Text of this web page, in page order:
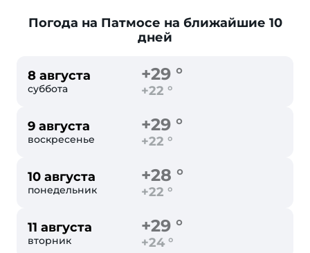
Погода на Патмосе на ближайшие 10
дней
8 августа
суббота
+29 °
+22 °
9 августа
воскресенье
+29 °
+22 °
10 августа
понедельник
+28 °
+22 °
11 августа
вторник
+29 °
+24 °